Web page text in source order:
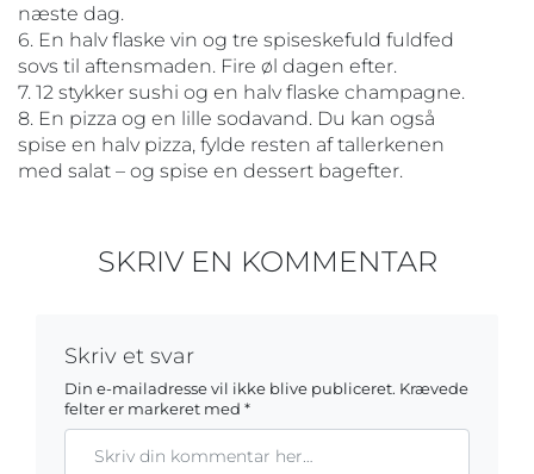
næste dag.
6. En halv flaske vin og tre spiseskefuld fuldfed
sovs til aftensmaden. Fire øl dagen efter.
7. 12 stykker sushi og en halv flaske champagne.
8. En pizza og en lille sodavand. Du kan også
spise en halv pizza, fylde resten af tallerkenen
med salat – og spise en dessert bagefter.
SKRIV EN KOMMENTAR
Skriv et svar
Din e-mailadresse vil ikke blive publiceret. Krævede
felter er markeret med *